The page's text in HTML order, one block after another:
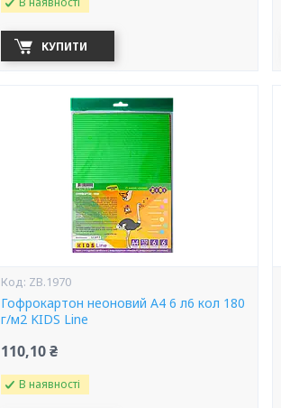
КУПИТИ
ZB.1970
Гофрокартон неоновий А4 6 л6 кол 180
г/м2 KIDS Line
110,10 ₴
В наявності